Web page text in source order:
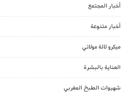
أخبار المجتمع
أخبار متنوعة
ميكرو لالة مولاتي
العناية بالبشرة
شهيوات الطبخ المغربي